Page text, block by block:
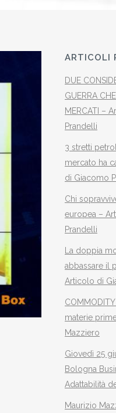
ARTICOLI
DUE
GUERRA
MERCATI –
Prandelli
3 stretti
mercato ha
di Giacomo
Chi
europea –
Prandelli
La doppia
abbassare il
Articolo di
materie
Mazziero
Giovedì 25
Bologna
Adattabilità
Maurizio